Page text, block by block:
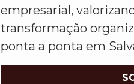
empresarial,
transformação
ponta a ponta em